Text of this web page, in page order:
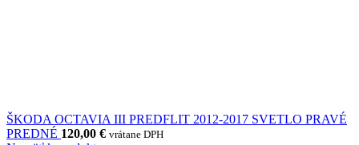
ŠKODA OCTAVIA III PREDFLIT 2012-2017 SVETLO PRAVÉ
PREDNÉ 120,00 € vrátane DPH